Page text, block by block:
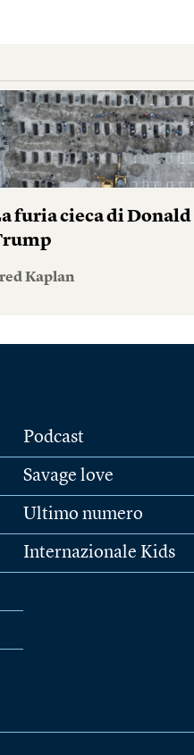
furia cieca di Donald
Kaplan
Podcast
Savage love
Ultimo numero
Internazionale Kids